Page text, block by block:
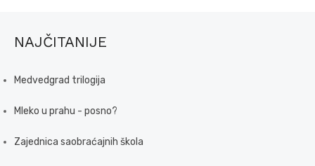
NAJČITANIJE
Medvedgrad trilogija
Mleko u prahu - posno?
Zajednica saobraćajnih škola